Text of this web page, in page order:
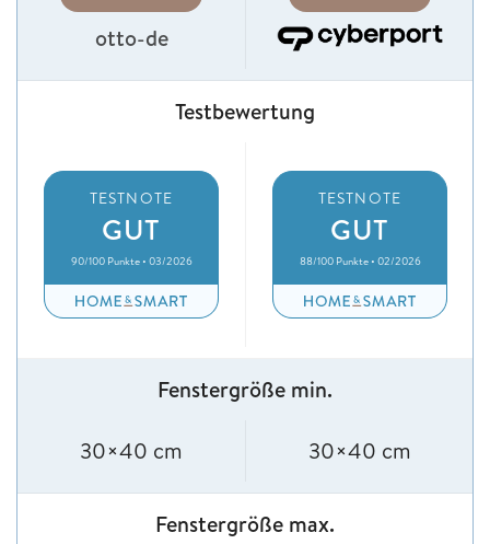
otto-de
Testbewertung
TESTNOTE
GUT
90/100 Punkte • 03/2026
TESTNOTE
GUT
88/100 Punkte • 02/2026
Fenstergröße min.
30×40 cm 30×40 cm
Fenstergröße max.